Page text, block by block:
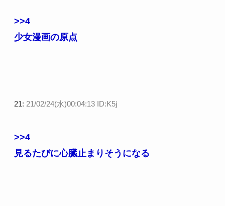
>>4
少女漫画の原点
21: 21/02/24(水)00:04:13 ID:K5j
>>4
見るたびに心臓止まりそうになる